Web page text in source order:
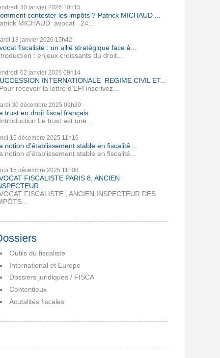
30 janvier 2026 10h15
contester les impôts ? Patrick MICHAUD ...
MICHAUD avocat 24...
13 janvier 2026 15h42
fiscaliste : un allié stratégique face à...
: enjeux croissants du droit...
02 janvier 2026 09h14
INTERNATIONALE REGIME CIVIL ET...
recevoir la lettre d’EFI inscrivez...
30 décembre 2025 09h20
trust en droit fiscal français
Le trust est une...
15 décembre 2025 11h16
notion d’établissement stable en fiscalité...
notion d’établissement stable en fiscalité...
15 décembre 2025 11h08
FISCALISTE PARIS 8, ANCIEN
FISCALISTE , ANCIEN INSPECTEUR DES
Outils du fiscaliste
International et Europe
Dossiers juridiques / FISCA
Contentieux
Acutalités fiscales